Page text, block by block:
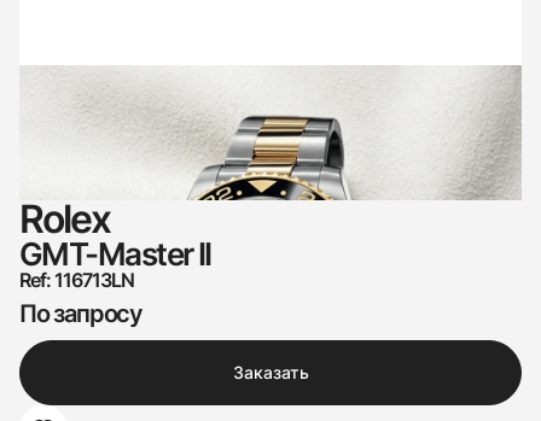
Rolex
GMT-Master II
Ref: 116713LN
По запросу
Заказать